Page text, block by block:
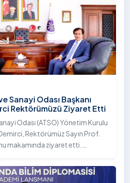
Sanayi Odası Başkanı
Rektörümüzü Ziyaret Etti
Odası (ATSO) Yönetim Kurulu
Rektörümüz Sayın Prof.
makamında ziyaret etti.
ele alınırken, Ardahan’ın
gelişimine katkı